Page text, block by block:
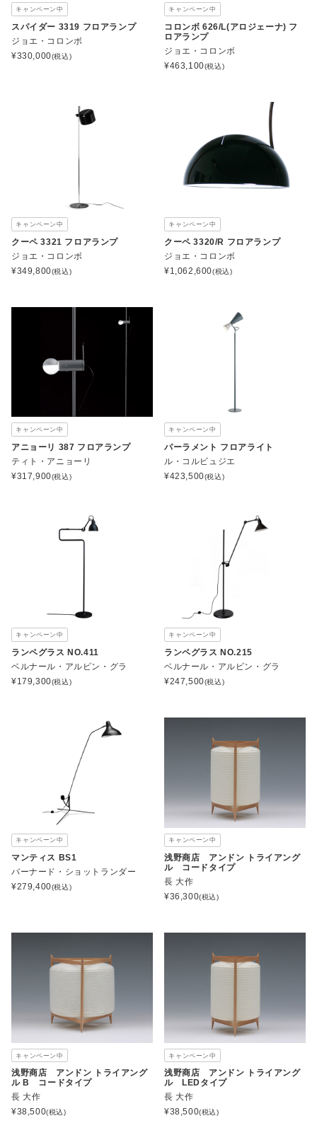
キャンペーン中
スパイダー 3319 フロアランプ
ジョエ・コロンボ
¥330,000(税込)
キャンペーン中
コロンボ 626/L(アロジェーナ) フ
ロアランプ
ジョエ・コロンボ
¥463,100(税込)
キャンペーン中
クーペ 3321 フロアランプ
ジョエ・コロンボ
¥349,800(税込)
キャンペーン中
クーペ 3320/R フロアランプ
ジョエ・コロンボ
¥1,062,600(税込)
キャンペーン中
アニョーリ 387 フロアランプ
ティト・アニョーリ
¥317,900(税込)
キャンペーン中
パーラメント フロアライト
ル・コルビュジエ
¥423,500(税込)
キャンペーン中
ランペグラス NO.411
ベルナール・アルビン・グラ
¥179,300(税込)
キャンペーン中
ランペグラス NO.215
ベルナール・アルビン・グラ
¥247,500(税込)
キャンペーン中
マンティス BS1
バーナード・ショットランダー
¥279,400(税込)
キャンペーン中
浅野商店 アンドン トライアング
ル コードタイプ
長 大作
¥36,300(税込)
キャンペーン中
浅野商店 アンドン トライアング
ル B コードタイプ
長 大作
¥38,500(税込)
キャンペーン中
浅野商店 アンドン トライアング
ル LEDタイプ
長 大作
¥38,500(税込)